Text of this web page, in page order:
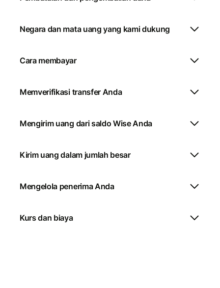
Negara dan mata uang yang kami dukung
Cara membayar
Memverifikasi transfer Anda
Mengirim uang dari saldo Wise Anda
Kirim uang dalam jumlah besar
Mengelola penerima Anda
Kurs dan biaya